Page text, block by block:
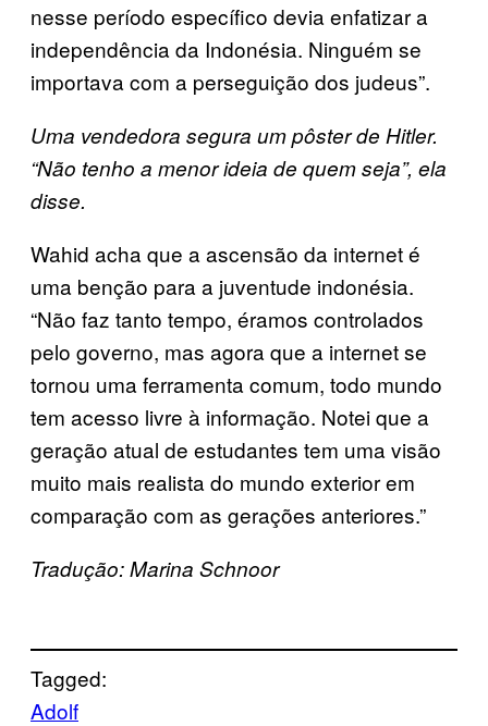
nesse período específico devia enfatizar a
independência da Indonésia. Ninguém se
importava com a perseguição dos judeus”.
Uma vendedora segura um pôster de Hitler.
“Não tenho a menor ideia de quem seja”, ela
disse.
Wahid acha que a ascensão da internet é
uma benção para a juventude indonésia.
“Não faz tanto tempo, éramos controlados
pelo governo, mas agora que a internet se
tornou uma ferramenta comum, todo mundo
tem acesso livre à informação. Notei que a
geração atual de estudantes tem uma visão
muito mais realista do mundo exterior em
comparação com as gerações anteriores.”
Tradução: Marina Schnoor
Tagged:
Adolf